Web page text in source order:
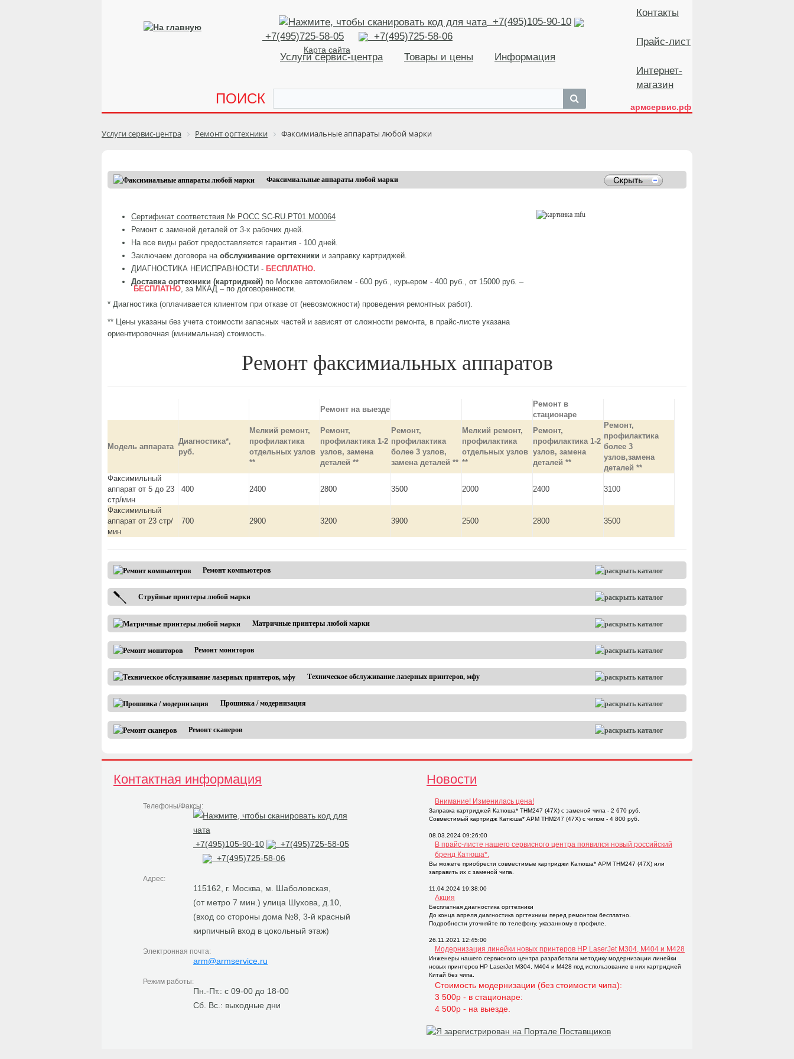
+7(495)105-90-10
+7(495)725-58-05
+7(495)725-58-06
Карта сайта
Услуги сервис-центра Товары и цены Информация
ПОИСК
Контакты
Прайс-лист
Интернет-
магазин
армсервис.рф
Услуги сервис-центра Ремонт оргтехники Факсимиальные аппараты любой марки
Факсимиальные аппараты любой марки
Сертификат соответствия № РОСС SC-RU.PT01.М00064
Ремонт с заменой деталей от 3-х рабочих дней.
На все виды работ предоставляется гарантия - 100 дней.
Заключаем договора на обслуживание оргтехники и заправку картриджей.
ДИАГНОСТИКА НЕИСПРАВНОСТИ - БЕСПЛАТНО.
Доставка оргтехники (картриджей) по Москве автомобилем - 600 руб., курьером - 400 руб., от 15000 руб. –
БЕСПЛАТНО , за МКАД – по договоренности.
* Диагностика (оплачивается клиентом при отказе от (невозможности) проведения ремонтных работ).
** Цены указаны без учета стоимости запасных частей и зависят от сложности ремонта, в прайс-листе указана
ориентировочная (минимальная) стоимость.
Ремонт факсимиальных аппаратов
Ремонт на выезде
Ремонт в
стационаре
Модель аппарата
Диагностика*,
руб.
Мелкий ремонт,
профилактика
отдельных узлов
**
Ремонт,
профилактика 1-2
узлов, замена
деталей **
Ремонт,
профилактика
более 3 узлов,
замена деталей **
Мелкий ремонт,
профилактика
отдельных узлов
**
Ремонт,
профилактика 1-2
узлов, замена
деталей **
Ремонт,
профилактика
более 3
узлов,замена
деталей **
Факсимильный
аппарат от 5 до 23
стр/мин
400 2400 2800 3500 2000 2400 3100
Факсимильный
аппарат от 23 стр/
мин
700 2900 3200 3900 2500 2800 3500
Ремонт компьютеров
Струйные принтеры любой марки
Матричные принтеры любой марки
Ремонт мониторов
Техническое обслуживание лазерных принтеров, мфу
Прошивка / модернизация
Ремонт сканеров
Новости
Внимание! Изменилась цена!
Заправка картриджей Катюша* THM247 (47X) с заменой чипа - 2 670 руб.
Совместимый картридж Катюша* APM THM247 (47X) с чипом - 4 800 руб.
08.03.2024 09:26:00
В прайс-листе нашего сервисного центра появился новый российский
бренд Катюша*.
Вы можете приобрести совместимые картриджи Катюша* APM THM247 (47X) или
заправить их с заменой чипа.
11.04.2024 19:38:00
Акция
Бесплатная диагностика оргтехники
До конца апреля диагностика оргтехники перед ремонтом бесплатно.
Подробности уточняйте по телефону, указанному в профиле.
26.11.2021 12:45:00
Модернизация линейки новых принтеров НР LaserJet M304, M404 и M428
Инженеры нашего сервисного центра разработали методику модернизации линейки
новых принтеров НР LaserJet M304, M404 и M428 под использование в них картриджей
Китай без чипа.
Стоимость модернизации (без стоимости чипа):
3 500р - в стационаре:
4 500р - на выезде.
Контактная информация
Телефоны/Факсы:
+7(495)105-90-10
+7(495)725-58-05
+7(495)725-58-06
Адрес:
115162, г. Москва, м. Шаболовская,
(от метро 7 мин.) улица Шухова, д.10,
(вход со стороны дома №8, 3-й красный
кирпичный вход в цокольный этаж)
Электронная почта:
arm@armservice.ru
Режим работы:
Пн.-Пт.: с 09-00 до 18-00
Сб. Вс.: выходные дни